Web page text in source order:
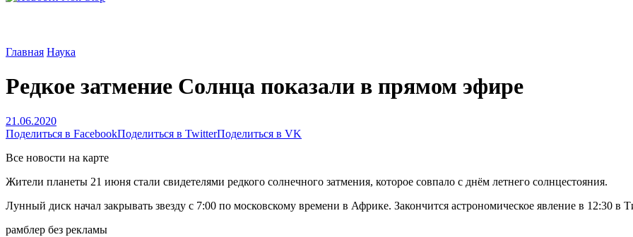
Главная Наука
Редкое затмение Солнца показали в прямом эфире
21.06.2020
Поделиться в FacebookПоделиться в TwitterПоделиться в VK
Все новости на карте
Жители планеты 21 июня стали свидетелями редкого солнечного затмения, которое совпало с днём летнего солнцестояния.
Лунный диск начал закрывать звезду с 7:00 по московскому времени в Африке. Закончится астрономическое явление в 12:30 в
рамблер без рекламы